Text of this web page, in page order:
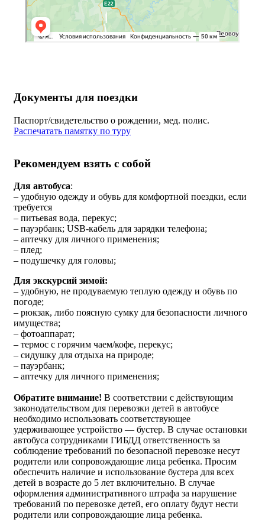
Документы для поездки
Паспорт/свидетельство о рождении, мед. полис.
Распечатать памятку по туру
Рекомендуем взять с собой
Для автобуса:
– удобную одежду и обувь для комфортной поездки, если
требуется
– питьевая вода, перекус;
– пауэрбанк; USB-кабель для зарядки телефона;
– аптечку для личного применения;
– плед;
– подушечку для головы;
Для экскурсий зимой:
– удобную, не продуваемую теплую одежду и обувь по
погоде;
– рюкзак, либо поясную сумку для безопасности личного
имущества;
– фотоаппарат;
– термос с горячим чаем/кофе, перекус;
– сидушку для отдыха на природе;
– пауэрбанк;
– аптечку для личного применения;
Обратите внимание! В соответствии с действующим
законодательством для перевозки детей в автобусе
необходимо использовать соответствующее
удерживающее устройство — бустер. В случае остановки
автобуса сотрудниками ГИБДД ответственность за
соблюдение требований по безопасной перевозке несут
родители или сопровождающие лица ребенка. Просим
обеспечить наличие и использование бустера для всех
детей в возрасте до 5 лет включительно. В случае
оформления административного штрафа за нарушение
требований по перевозке детей, его оплату будут нести
родители или сопровождающие лица ребенка.